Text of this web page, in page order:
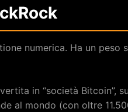
numerica. Ha un peso
in “società Bitcoin”,
al mondo (con oltre